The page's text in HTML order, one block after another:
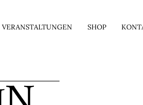
VERANSTALTUNGEN SHOP